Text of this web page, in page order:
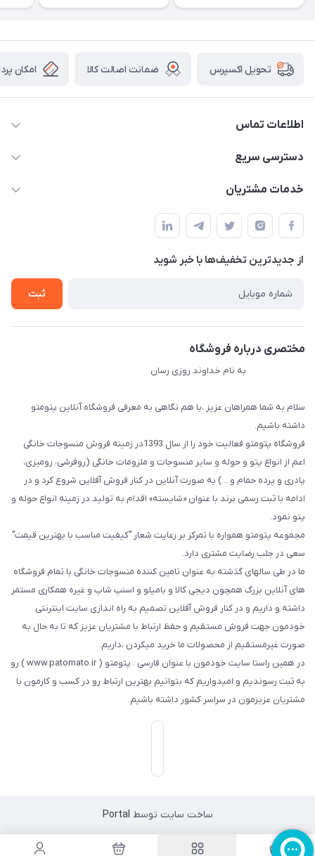
تحویل اکسپرس ضمانت اصالت کالا امکان
اطلاعات تماس
09034287359
دسترسی سریع
حساب کاربری
لیست محصولات
درباره ما
خدمات مشتریان
قوانین و مقررات
حریم خصوصی
راهنما
از جدید‌ترین تخفیف‌ها با‌ خبر شوید
ثبت
مختصری درباره فروشگاه
به نام خداوند روزی رسان
سلام به شما همراهان عزیز ،با هم نگاهی به معرفی فروشگاه آنلاین پتومتو
داشته باشیم.
فروشگاه پتومتو فعالیت خود را از سال 1393در زمینه فروش منسوجات خانگی
اعم از انواع پتو و حوله و سایر منسوجات و ملزومات خانگی (روفرشی، رومیزی،
پادری و پرده حمام و ...) به صورت آنلاین در کنار فروش آفلاین شروع کرد و در
ادامه با ثبت رسمی برند با عنوان «شایسته» اقدام به تولید در زمینه انواع حوله و
پتو نمود.
مجموعه پتومتو همواره با تمرکز بر رعایت شعار "کیفیت مناسب با بهترین قیمت"
سعی در جلب رضایت مشتری دارد.
ما در طی سالهای گذشته به عنوان تامین کننده منسوجات خانگی با تمام فروشگاه
های آنلاین بزرگ همچون دیجی کالا و بامیلو و اسنپ شاپ و غیره همکاری مستمر
داشته و داریم و در کنار فروش آفلاین تصمیم به راه اندازی سایت اینترنتی
خودمون جهت فروش مستقیم و حفظ ارتباط با مشتریان عزیز که تا به حال به
صورت غیرمستقیم از محصولات ما خرید میکردن ،داریم.
در همین راستا سایت خودمون با عنوان فارسی : پتومتو ( www.patomato.ir ) رو
به ثبت رسوندیم و امیدواریم که بتوانیم بهترین ارتباط رو در کسب و کارمون با
مشتریان عزیزمون در سراسر کشور داشته باشیم.
ساخت سایت توسط Portal